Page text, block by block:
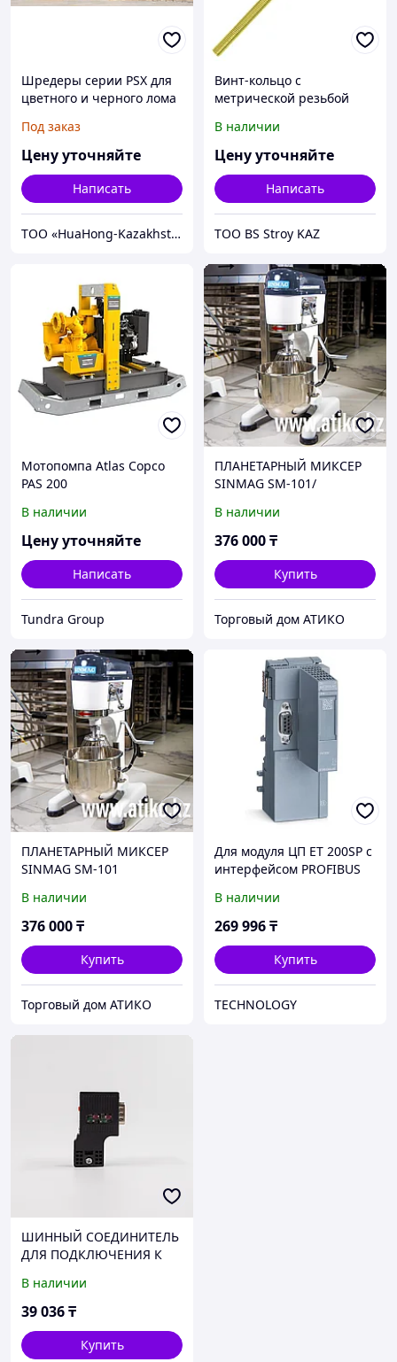
Шредеры серии PSX для
цветного и черного лома
Под заказ
Цену уточняйте
Написать
TOO «HuaHong-Kazakhstan» (ХуаХун-Казахстан)
Винт-кольцо с
метрической резьбой
M8х120мм
В наличии
Цену уточняйте
Написать
ТОО BS Stroy KAZ
Мотопомпа Atlas Copco
PAS 200
В наличии
Цену уточняйте
Написать
Tundra Group
ПЛАНЕТАРНЫЙ МИКСЕР
SINMAG SM-101/
220V/50HZ/1PH IN ATK-
WXE2411
В наличии
376 000₸
Купить
Торговый дом АТИКО
ПЛАНЕТАРНЫЙ МИКСЕР
SINMAG SM-101
В наличии
376 000₸
Купить
Торговый дом АТИКО
Для модуля ЦП ET 200SP с
интерфейсом PROFIBUS
В наличии
269 996₸
Купить
TECHNOLOGY
ШИННЫЙ CОЕДИНИТЕЛЬ
ДЛЯ ПОДКЛЮЧЕНИЯ К
972-0BA52-0XA0
В наличии
39 036₸
Купить